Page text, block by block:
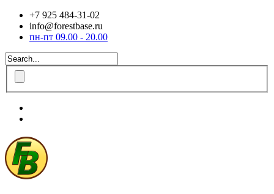
+7 925 484-31-02
info@forestbase.ru
пн-пт 09.00 - 20.00